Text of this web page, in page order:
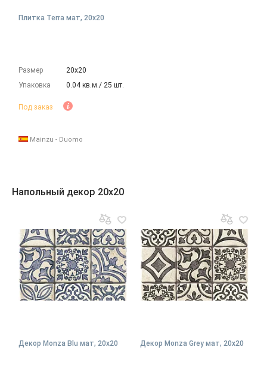
Плитка Terra мат, 20x20
Размер
20х20
Упаковка
0.04 кв.м./ 25 шт.
Под заказ
Mainzu - Duomo
Напольный декор 20x20
Декор Monza Blu мат, 20x20 Декор Monza Grey мат, 20x20